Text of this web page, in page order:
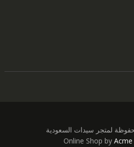
لمتجر سيدات السعودية
Online Shop by